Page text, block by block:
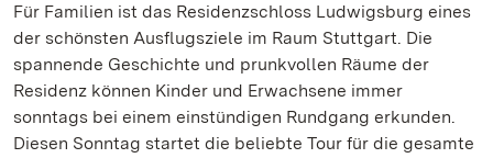
Für Familien ist das Residenzschloss Ludwigsburg eines
der schönsten Ausflugsziele im Raum Stuttgart. Die
spannende Geschichte und prunkvollen Räume der
Residenz können Kinder und Erwachsene immer
sonntags bei einem einstündigen Rundgang erkunden.
Diesen Sonntag startet die beliebte Tour für die gesamte